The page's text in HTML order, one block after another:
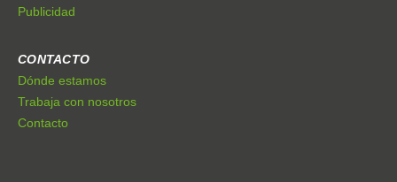
Publicidad
CONTACTO
Dónde estamos
Trabaja con nosotros
Contacto